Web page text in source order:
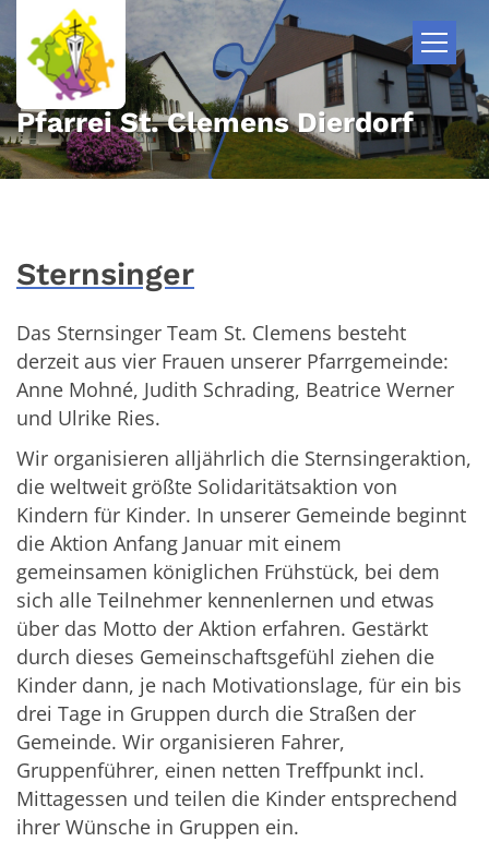
Zum Inhalt springen
Pfarrei St. Clemens Dierdorf
Sternsinger
Das Sternsinger Team St. Clemens besteht
derzeit aus vier Frauen unserer Pfarrgemeinde:
Anne Mohné, Judith Schrading, Beatrice Werner
und Ulrike Ries.
Wir organisieren alljährlich die Sternsingeraktion,
die weltweit größte Solidaritätsaktion von
Kindern für Kinder. In unserer Gemeinde beginnt
die Aktion Anfang Januar mit einem
gemeinsamen königlichen Frühstück, bei dem
sich alle Teilnehmer kennenlernen und etwas
über das Motto der Aktion erfahren. Gestärkt
durch dieses Gemeinschaftsgefühl ziehen die
Kinder dann, je nach Motivationslage, für ein bis
drei Tage in Gruppen durch die Straßen der
Gemeinde. Wir organisieren Fahrer,
Gruppenführer, einen netten Treffpunkt incl.
Mittagessen und teilen die Kinder entsprechend
ihrer Wünsche in Gruppen ein.